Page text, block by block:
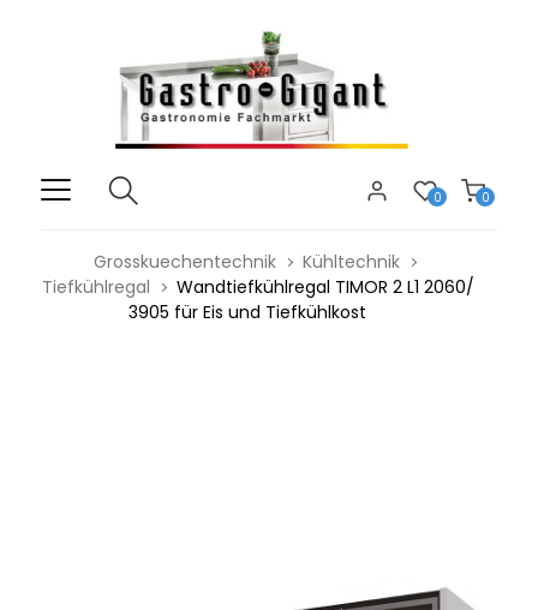
0
0
Grosskuechentechnik
Kühltechnik
Tiefkühlregal
Wandtiefkühlregal TIMOR 2 L1 2060/
3905 für Eis und Tiefkühlkost